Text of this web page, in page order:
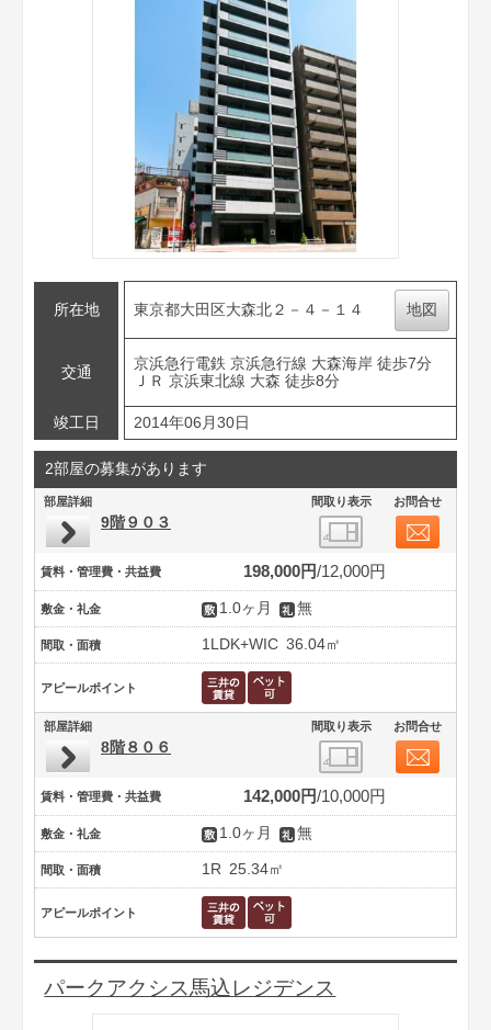
所在地 東京都大田区大森北２－４－１４ 地図
交通
京浜急行電鉄 京浜急行線 大森海岸 徒歩7分
ＪＲ 京浜東北線 大森 徒歩8分
竣工日 2014年06月30日
2部屋の募集があります
部屋詳細 間取り表示 お問合せ
9階９０３
賃料・管理費・共益費 198,000円 12,000円
敷金・礼金 1.0ヶ月 無
間取・面積 1LDK+WIC 36.04㎡
アピールポイント
部屋詳細 間取り表示 お問合せ
8階８０６
賃料・管理費・共益費 142,000円 10,000円
敷金・礼金 1.0ヶ月 無
間取・面積 1R 25.34㎡
アピールポイント
パークアクシス馬込レジデンス